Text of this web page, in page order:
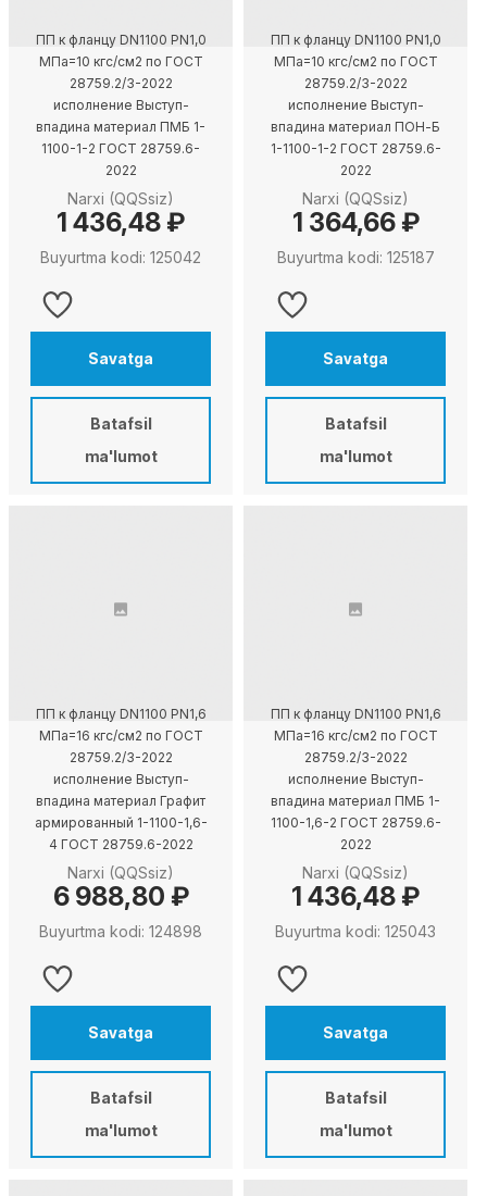
ПП к фланцу DN1100 PN1,0
МПа=10 кгс/см2 по ГОСТ
28759.2/3-2022
исполнение Выступ-
впадина материал ПМБ 1-
1100-1-2 ГОСТ 28759.6-
2022
Narxi (QQSsiz)
1 436,48 ₽
Buyurtma kodi: 125042
Savatga
Batafsil
ma'lumot
ПП к фланцу DN1100 PN1,0
МПа=10 кгс/см2 по ГОСТ
28759.2/3-2022
исполнение Выступ-
впадина материал ПОН-Б
1-1100-1-2 ГОСТ 28759.6-
2022
Narxi (QQSsiz)
1 364,66 ₽
Buyurtma kodi: 125187
Savatga
Batafsil
ma'lumot
ПП к фланцу DN1100 PN1,6
МПа=16 кгс/см2 по ГОСТ
28759.2/3-2022
исполнение Выступ-
впадина материал Графит
армированный 1-1100-1,6-
4 ГОСТ 28759.6-2022
Narxi (QQSsiz)
6 988,80 ₽
Buyurtma kodi: 124898
Savatga
Batafsil
ma'lumot
ПП к фланцу DN1100 PN1,6
МПа=16 кгс/см2 по ГОСТ
28759.2/3-2022
исполнение Выступ-
впадина материал ПМБ 1-
1100-1,6-2 ГОСТ 28759.6-
2022
Narxi (QQSsiz)
1 436,48 ₽
Buyurtma kodi: 125043
Savatga
Batafsil
ma'lumot